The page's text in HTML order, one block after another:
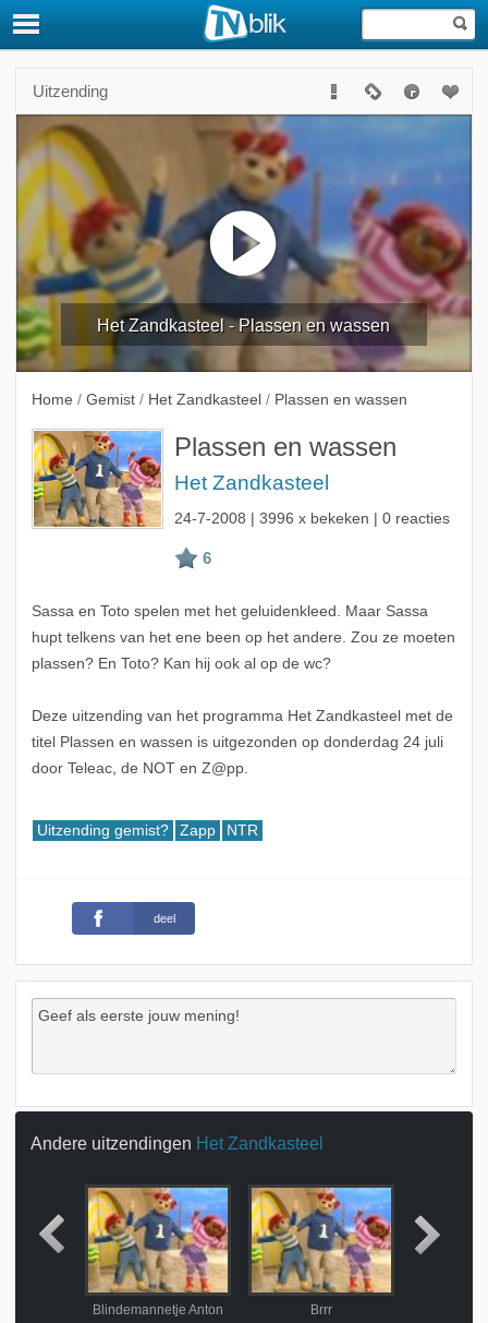
Uitzending
Het Zandkasteel - Plassen en wassen
Home / Gemist / Het Zandkasteel / Plassen en wassen
Plassen en wassen
Het Zandkasteel
24-7-2008 | 3996 x bekeken | 0 reacties
Sassa en Toto spelen met het geluidenkleed. Maar Sassa
hupt telkens van het ene been op het andere. Zou ze moeten
plassen? En Toto? Kan hij ook al op de wc?
Deze uitzending van het programma Het Zandkasteel met de
titel Plassen en wassen is uitgezonden op donderdag 24 juli
door Teleac, de NOT en Z@pp.
Uitzending gemist? Zapp NTR
deel
Andere uitzendingen Het Zandkasteel
Blindemannetje Anton Brrr